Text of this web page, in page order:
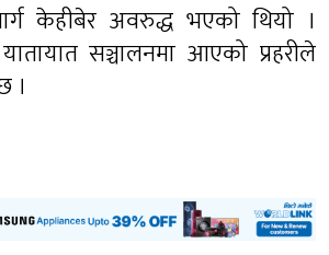
केहीबेर अवरुद्ध भएको थियो ।
सञ्चालनमा आएको प्रहरीले
।